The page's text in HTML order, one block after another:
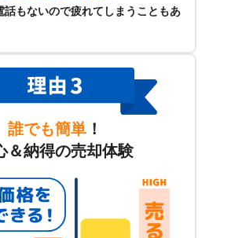
話もないので疲れてしまうこともあ
誰でも簡単 ！
＆納得の売却体験